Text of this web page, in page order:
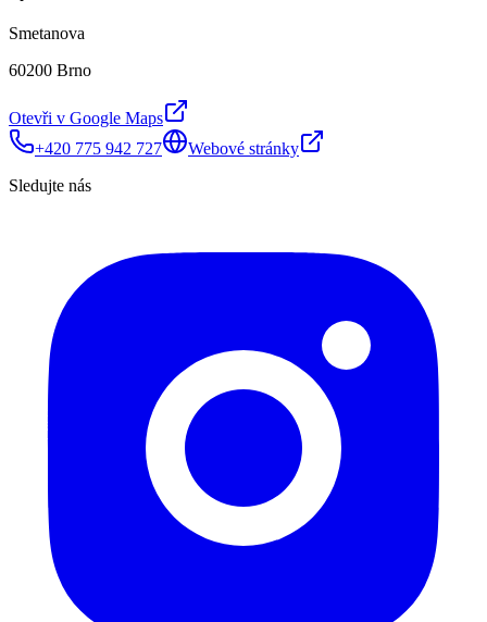
Smetanova
60200 Brno
Otevři v Google Maps
+420 775 942 727
Webové stránky
Sledujte nás